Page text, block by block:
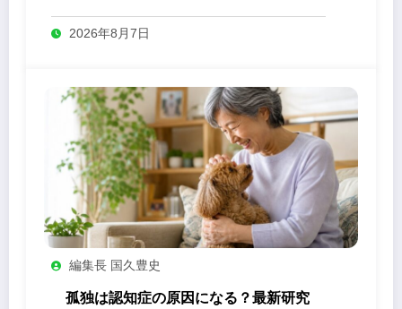
2026年8月7日
編集長 国久豊史
孤独は認知症の原因になる？最新研究